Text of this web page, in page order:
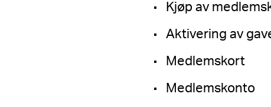
Kjøp av
Aktivering av
Medlemskort
Medlemskonto